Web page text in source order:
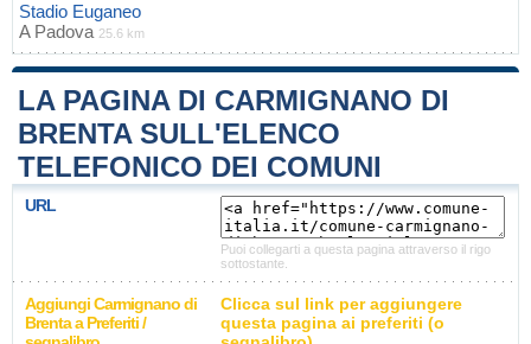
Stadio Euganeo
A Padova 25.6 km
LA PAGINA DI CARMIGNANO DI
BRENTA SULL'ELENCO
TELEFONICO DEI COMUNI
URL
Puoi collegarti a questa pagina attraverso il rigo
sottostante.
Aggiungi Carmignano di
Brenta a Preferiti /
Clicca sul link per aggiungere
questa pagina ai preferiti (o